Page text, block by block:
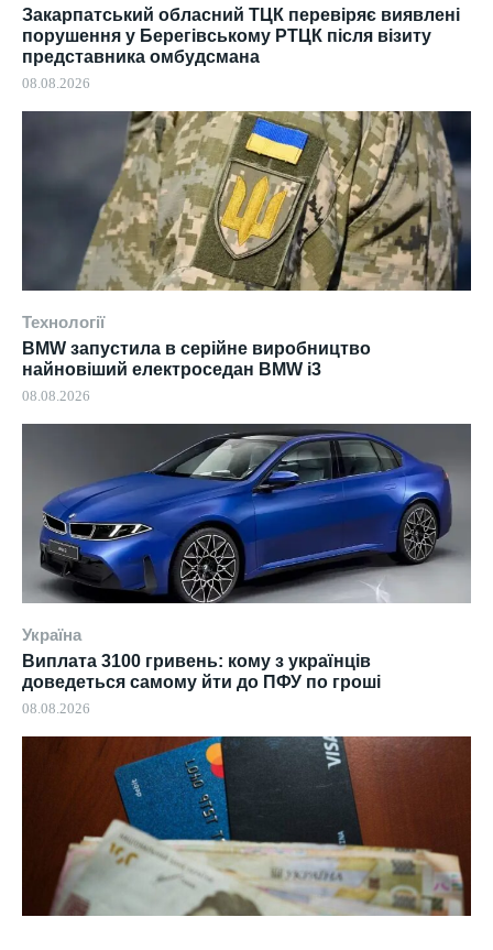
Закарпатський обласний ТЦК перевіряє виявлені
порушення у Берегівському РТЦК після візиту
представника омбудсмана
08.08.2026
Технології
BMW запустила в серійне виробництво
найновіший електроседан BMW i3
08.08.2026
Україна
Виплата 3100 гривень: кому з українців
доведеться самому йти до ПФУ по гроші
08.08.2026